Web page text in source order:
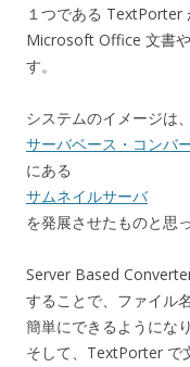
１つである TextPorter
Microsoft Office 文書
す。
システムのイメージは、
サーバベース・コンバ
にある
サムネイルサーバ
を発展させたものと思
Server Based
することで、ファイル
簡単にできるようになり
そして、TextPorter で